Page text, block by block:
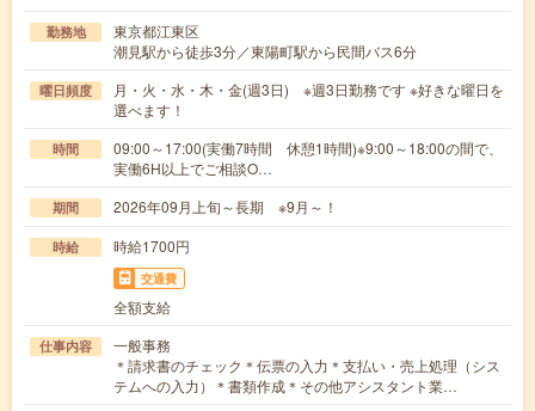
勤務地
東京都江東区
潮見駅から徒歩3分／東陽町駅から民間バス6分
曜日頻度
月・火・水・木・金(週3日) ※週3日勤務です ※好きな曜日を
選べます！
時間
09:00～17:00(実働7時間 休憩1時間)※9:00～18:00の間で、
実働6H以上でご相談O…
期間 2026年09月上旬～長期 ※9月～！
時給 時給1700円
交通費
全額支給
仕事内容
一般事務
＊請求書のチェック＊伝票の入力＊支払い・売上処理（シス
テムへの入力）＊書類作成＊その他アシスタント業…